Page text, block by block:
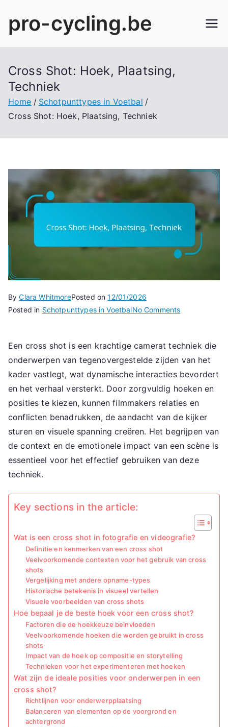
content
pro-cycling.be
Cross Shot: Hoek, Plaatsing,
Techniek
Home
Schotpunttypes in Voetbal
Cross Shot: Hoek, Plaatsing, Techniek
ByClara WhitmorePosted on12/01/2026
Posted in Schotpunttypes in VoetbalNo Commentson
Hoek,
Plaatsing,
Techniek
Een cross shot is een krachtige camerat techniek die
onderwerpen van tegenovergestelde zijden van het
kader vastlegt, wat dynamische interacties bevordert
en het verhaal versterkt. Door zorgvuldig hoeken en
posities te kiezen, kunnen filmmakers relaties en
conflicten benadrukken, de aandacht van de kijker
sturen en visuele spanning creëren. Het begrijpen van
de context en de emotionele impact van een scène is
essentieel voor het effectief gebruiken van deze
techniek.
Key sections in the article:
Wat is een cross shot in fotografie en videografie?
Definitie en kenmerken van een cross shot
Veelvoorkomende contexten voor het gebruik van cross
shots
Vergelijking met andere opname-types
Historische betekenis in visueel vertellen
Visuele voorbeelden van cross shots
Hoe bepaal je de beste hoek voor een cross shot?
Factoren die de hoekkeuze beïnvloeden
Veelvoorkomende hoeken die worden gebruikt in cross
shots
Impact van de hoek op compositie en storytelling
Technieken voor het experimenteren met hoeken
Wat zijn de ideale posities voor onderwerpen in een
cross shot?
Richtlijnen voor onderwerpplaatsing
Balanceren van elementen op de voorgrond en
achtergrond